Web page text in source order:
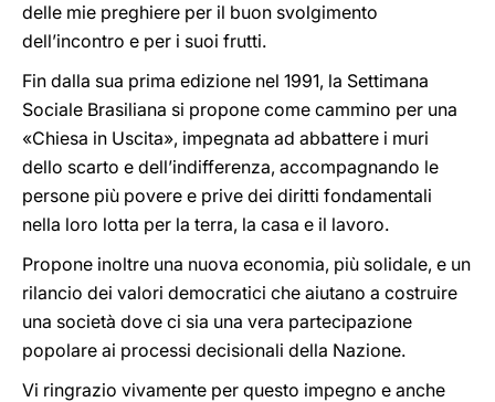
delle mie preghiere per il buon svolgimento
dell’incontro e per i suoi frutti.
Fin dalla sua prima edizione nel 1991, la Settimana
Sociale Brasiliana si propone come cammino per una
«Chiesa in Uscita», impegnata ad abbattere i muri
dello scarto e dell’indifferenza, accompagnando le
persone più povere e prive dei diritti fondamentali
nella loro lotta per la terra, la casa e il lavoro.
Propone inoltre una nuova economia, più solidale, e un
rilancio dei valori democratici che aiutano a costruire
una società dove ci sia una vera partecipazione
popolare ai processi decisionali della Nazione.
Vi ringrazio vivamente per questo impegno e anche